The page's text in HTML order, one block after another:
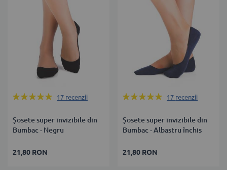
Rating:
17 recenzii
Șosete super invizibile din
Bumbac - Negru
21,80 RON
Rating:
17 recenzii
Șosete super invizibile din
Bumbac - Albastru închis
21,80 RON